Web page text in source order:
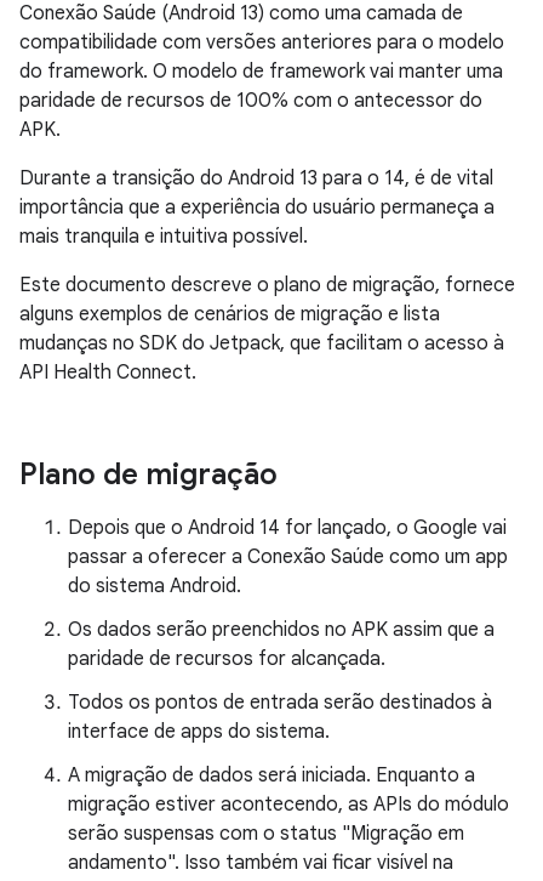
Conexão Saúde (Android 13) como uma camada de
compatibilidade com versões anteriores para o modelo
do framework. O modelo de framework vai manter uma
paridade de recursos de 100% com o antecessor do
APK.
Durante a transição do Android 13 para o 14, é de vital
importância que a experiência do usuário permaneça a
mais tranquila e intuitiva possível.
Este documento descreve o plano de migração, fornece
alguns exemplos de cenários de migração e lista
mudanças no SDK do Jetpack, que facilitam o acesso à
API Health Connect.
Plano de migração
Depois que o Android 14 for lançado, o Google vai
passar a oferecer a Conexão Saúde como um app
do sistema Android.
Os dados serão preenchidos no APK assim que a
paridade de recursos for alcançada.
Todos os pontos de entrada serão destinados à
interface de apps do sistema.
A migração de dados será iniciada. Enquanto a
migração estiver acontecendo, as APIs do módulo
serão suspensas com o status "Migração em
andamento". Isso também vai ficar visível na